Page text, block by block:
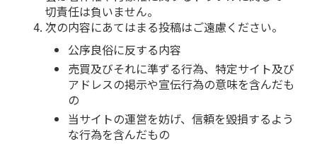
切責任は負いません。
次の内容にあてはまる投稿はご遠慮ください。
公序良俗に反する内容
売買及びそれに準ずる行為、特定サイト及び
アドレスの掲示や宣伝行為の意味を含んだも
の
当サイトの運営を妨げ、信頼を毀損するよう
な行為を含んだもの